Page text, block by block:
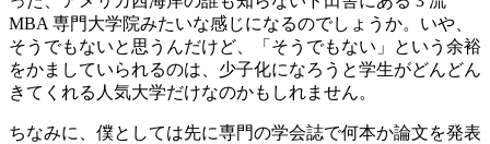
MBA 専門大学院みたいな感じになるのでしょうか。いや、
そうでもないと思うんだけど、「そうでもない」という余裕
をかましていられるのは、少子化になろうと学生がどんどん
きてくれる人気大学だけなのかもしれません。
ちなみに、僕としては先に専門の学会誌で何本か論文を発表